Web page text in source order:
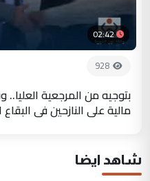
02:42
928
بتوجيه من المرجعية العليا..
مالية على النازحين في البقاع
شاهد ايضا